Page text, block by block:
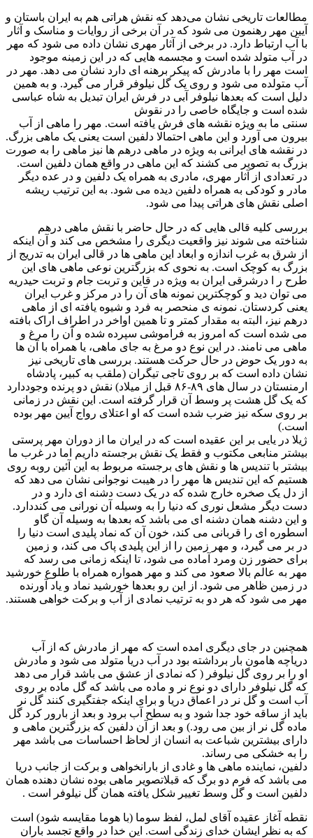
مطالعات تاریخی نشان می‌دهد که نقش هراتی هم به ایران باستان و
آیین مهر رهنمون می شود که در آن برخی از روایات و مناسک و آثار
با آب ارتباط دارد. در برخی از آثار مهری نشان داده می شود که مهر
در آب متولد شده است و مجسمه هایی که در این زمینه موجود
است مهر را با مادرش که پیکر برهنه ای دارد نشان می دهد. مهر در
آب متولده می شود و روی یک گل نیلوفر قرار می گیرد. و به همین
دلیل است که بعدها نیلوفر آبی در فرش ایران تبدیل به شاه عباسی
شده است و جایگاه خاصی را در نقوش
سنتی ما به ویژه نقشه های فرش یافته است. مهر را ماهی از آب
بیرون می آورد و این ماهی احتمالا دلفین است یعنی یک ماهی بزرگ.
در نقشه های ایرانی به ویژه در ماهی درهم ها نیز ماهی را به صورت
بزرگ به تصویر می کشند که این ماهی در واقع همان دلفین است.
در تعدادی از آثار مهری، مادری به همراه یک دلفین و در عده دیگر
مادر و کودکی به همراه دلفین دیده می شود. به این ترتیب ریشه
اصلی نقش های هراتی پیدا می شود.
بررسی کلیه قالی هایی که در حال حاضر با نقش ماهی درهم
شناخته می شوند نیز واقعیت دیگری را مشخص می کند و آن اینکه
از شرق به غرب اندازه و ابعاد این ماهی ها در قالی ایران به تدریج از
بزرگ به کوچک است. به نحوی که بزرگترین نوعی ماهی های این
طرح ر ا درشرقی ایران به ویژه در قاین و تربت جام و تربت حیدریه
می توان دید و کوچکترین نمونه های آن را در مرکز و غرب ایران
یعنی کردستان. نمونه ی منحصر به فرد و شیوه یافته ای از ماهی
درهم نیز، البته به مقدار کمتر و تا همین اواخر در اطراف اراک بافته
می شده است که امروز به فراموشی سپرده شده و آن را مرغ و
ماهی می نامند. در این نوع دو مرغ به جای ماهی، یا همراه با آن ها
به دور یک حوض در حال حرکت هستند. بررسی های تاریخی نیز
نشان داده است که بر روی تاجی تیگران (ملقب به کبیر، پادشاه
ارمنستان در سال های ۸۹-۸۶ قبل از میلاد) نقش دو پرنده وجوددارد
که یک گل هشت پر وسط آن قرار گرفته است. این نقش در زمانی
بر روی سکه نیز ضرب شده است که او اعتلای رواج آیین مهر بوده
است.)
ژیلا در یایی بر این عقیده است که در ایران ما از دوران مهر پرستی
بیشتر منابعی مکتوب و فقط یک نقش برجسته داریم اما در غرب ما
بیشتر با تندیس ها و نقش های برجسته مربوط به این آئین روبه روی
هستیم که این تندیس ها مهر را در هیبت نوجوانی نشان می دهد که
از دل یک صخره خارج شده که در یک دست دشنه ای دارد و در
دست دیگر مشعل نوری که دنیا را به وسیله آن نورانی می کنددارد.
و این دشنه همان دشنه ای می باشد که بعدها به وسیله آن گاو
اسطوره ای را قربانی می کند، خون آن که نماد پلیدی است دنیا را
در بر می گیرد، و مهر زمین را از این پلیدی پاک می کند، و زمین
برای حضور زن ومرد آماده می شود، تا اینکه زمانی می رسد که
مهر به عالم بالا صعود می کند و مهر همواره همراه با طلوع خورشید
در زمین ظاهر می شود. از این رو بعدها خورشید نماد و یاد آورنده
مهر می شود که هر دو به ترتیب نمادی از آب و برکت خواهی هستند.
همچنین در جای دیگری امده است که مهر از مادرش که از آب
دریاچه هامون بار برداشته بود در آب دریا متولد می شود و مادرش
او را بر روی گل نیلوفر ( که نمادی از عشق می باشد قرار می دهد
که گل نیلوفر دارای دو نوع نر و ماده می باشد که گل ماده بر روی
آب است و گل نر در اعماق دریا و برای اینکه جفتگیری کنند گل نر
باید از ساقه خود جدا شود و به سطح آب برود و بعد از بارور کرد گل
ماده گل نر از بین می رود.) و بعد از آن دلفین که بزرگترین ماهی و
دارای بیشترین شباعت به انسان از لحاظ احساسات می باشد مهر
را به خشکی می رساند.
دلفین، نماینده ماهی ها و غادی از بارانخواهی و برکت از جانب دریا
می باشد که فرم دو برگ که قبلاتصویر ماهی بوده نشان دهنده همان
دلفین است و گل وسط تغییر شکل یافته همان گل نیلوفر است .
نقطه آغاز عقیده آقای لمل، لفظ سوما (با هوما مقایسه شود) است
که به نظر ایشان خدای زندگی است. این خدا در واقع تجسد باران